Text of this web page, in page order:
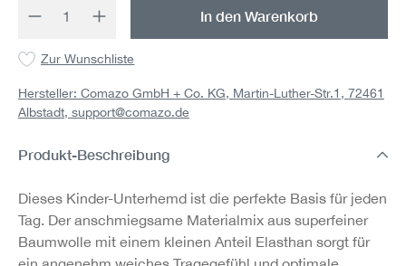
Produkt Anzahl: Gib den gewünschten
In den Warenkorb
Zur Wunschliste
Hersteller: Comazo GmbH + Co. KG, Martin-Luther-Str.1, 72461
Albstadt, support@comazo.de
Produkt-Beschreibung
Dieses Kinder-Unterhemd ist die perfekte Basis für jeden
Tag. Der anschmiegsame Materialmix aus superfeiner
Baumwolle mit einem kleinen Anteil Elasthan sorgt für